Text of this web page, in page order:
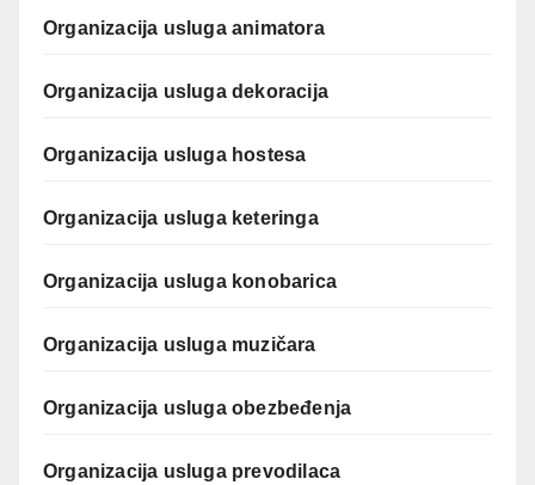
Organizacija usluga animatora
Organizacija usluga dekoracija
Organizacija usluga hostesa
Organizacija usluga keteringa
Organizacija usluga konobarica
Organizacija usluga muzičara
Organizacija usluga obezbeđenja
Organizacija usluga prevodilaca